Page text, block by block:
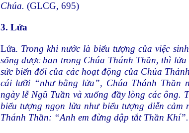
Chúa. (GLCG, 695)
3. Lửa
Lửa. Trong khi nước là biểu tượng của việc
sống được ban trong Chúa Thánh Thần, thì
sức biến đổi của các hoạt động của Chúa
cái lưỡi “như bằng lửa”, Chúa Thánh Thần
ngày lễ Ngũ Tuần và xuống đầy lòng các ông.
biểu tượng ngọn lửa như biểu tượng diễn cảm
Thánh Thần: “Anh em đừng dập tắt Thần Khí”.